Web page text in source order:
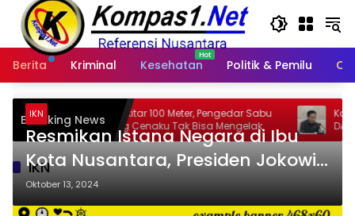
Langsung
konten
Berita
Kriminal Kesehatan Politik & Pemilu
Breaking News
Sekitar 100 Meter, Pengedar Sabu
di Batang Cenaku Tak Bisa Mengelak
Komisi II DPR Desak
DAU Rp14 Triliun untuk
Terancam Telat
IKN
IKN
Resmikan Istana Negara di Ibu
Kota Nusantara, Presiden Jokowi:
Kualitas Bagus
Oktober 13, 2024